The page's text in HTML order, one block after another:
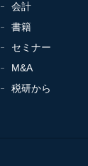
会計
書籍
セミナー
M&A
税研から